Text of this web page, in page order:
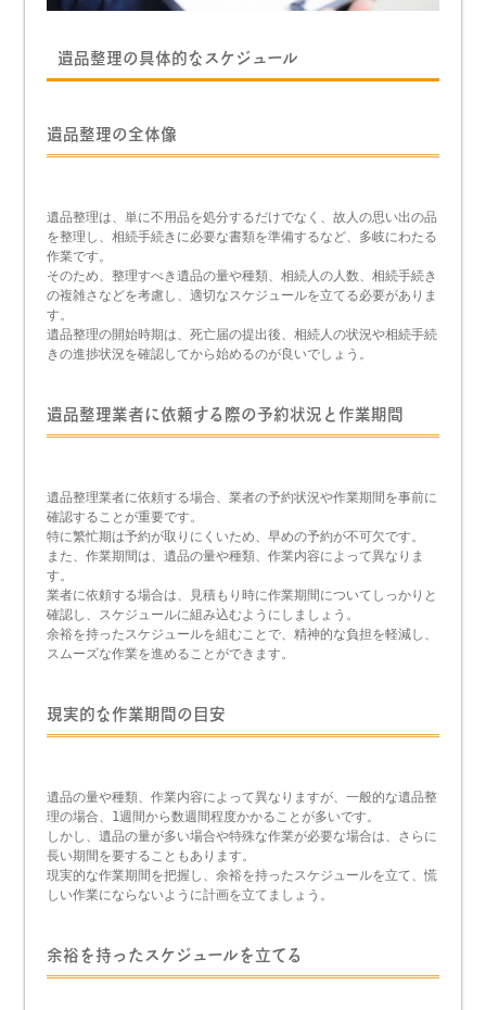
遺品整理の具体的なスケジュール
遺品整理の全体像
遺品整理は、単に不用品を処分するだけでなく、故人の思い出の品
を整理し、相続手続きに必要な書類を準備するなど、多岐にわたる
作業です。
そのため、整理すべき遺品の量や種類、相続人の人数、相続手続き
の複雑さなどを考慮し、適切なスケジュールを立てる必要がありま
す。
遺品整理の開始時期は、死亡届の提出後、相続人の状況や相続手続
きの進捗状況を確認してから始めるのが良いでしょう。
遺品整理業者に依頼する際の予約状況と作業期間
遺品整理業者に依頼する場合、業者の予約状況や作業期間を事前に
確認することが重要です。
特に繁忙期は予約が取りにくいため、早めの予約が不可欠です。
また、作業期間は、遺品の量や種類、作業内容によって異なりま
す。
業者に依頼する場合は、見積もり時に作業期間についてしっかりと
確認し、スケジュールに組み込むようにしましょう。
余裕を持ったスケジュールを組むことで、精神的な負担を軽減し、
スムーズな作業を進めることができます。
現実的な作業期間の目安
遺品の量や種類、作業内容によって異なりますが、一般的な遺品整
理の場合、1週間から数週間程度かかることが多いです。
しかし、遺品の量が多い場合や特殊な作業が必要な場合は、さらに
長い期間を要することもあります。
現実的な作業期間を把握し、余裕を持ったスケジュールを立て、慌
しい作業にならないように計画を立てましょう。
余裕を持ったスケジュールを立てる